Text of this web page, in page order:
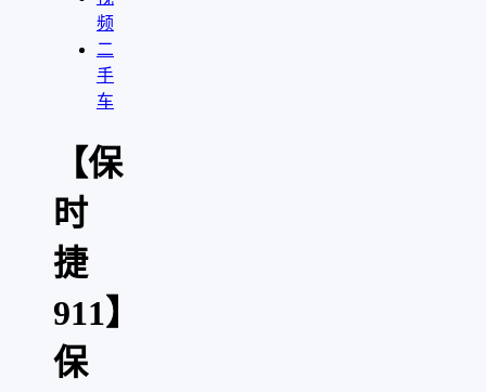
频
二
手
车
【保
时
捷
911】
保